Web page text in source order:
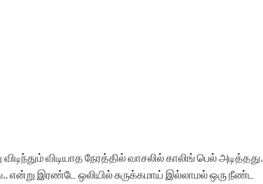
விடியாத நேரத்தில் வாசலில் காலிங் பெல் அடித்தது.
என்று இரண்டே ஒலியில் சுருக்கமாய் இல்லாமல் ஒரு நீண்ட